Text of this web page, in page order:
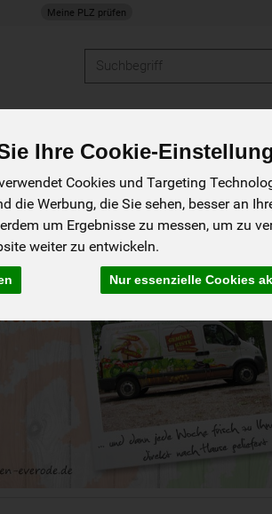
Ihre Cookie-
Cookies und Targeting
die Werbung, die Sie sehen, besser an
um Ergebnisse zu messen, um zu
weiter zu entwickeln.
Nur essenzielle Cookies
Meine PLZ prüfen